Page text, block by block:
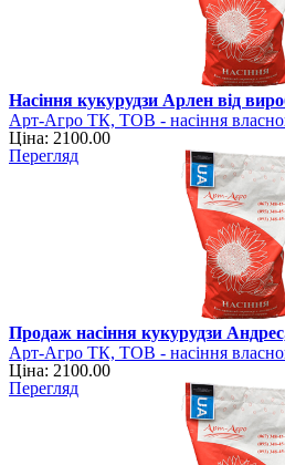
Насіння кукурудзи Арлен від
Арт-Агро ТК, ТОВ - насіння
Ціна: 2100.00
Перегляд
Продаж насіння кукурудзи
Арт-Агро ТК, ТОВ - насіння
Ціна: 2100.00
Перегляд